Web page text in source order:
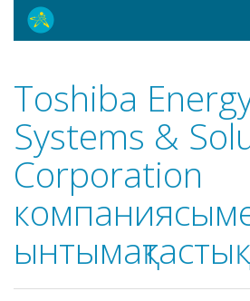
Toshiba
Systems &
Corporation
ынтымақтастық